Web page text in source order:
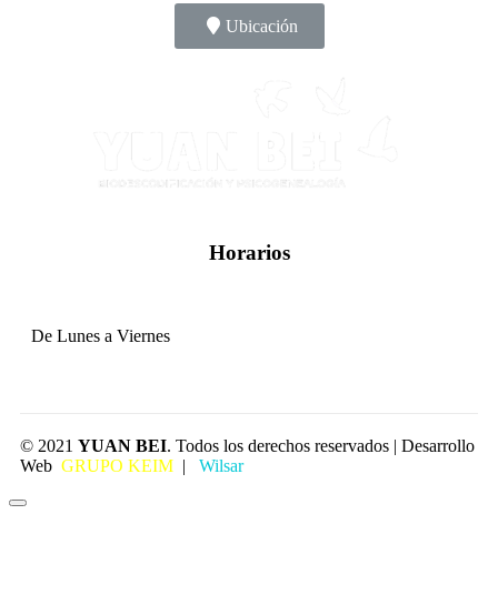
Ubicación
Horarios
De Lunes a Viernes
© 2021 YUAN BEI. Todos los derechos reservados | Desarrollo
Web GRUPO KEIM | Wilsar